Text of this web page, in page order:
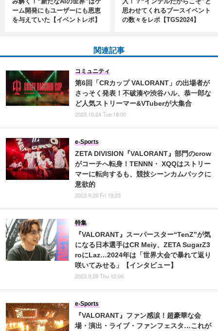
ーム開発にもユーザーにも恩恵
を与えていた【イベントレポ】
思わせてくれるブースイベント
の数々をレポ【TGS2024】
関連記事
第6回「CRカップ VALORANT」の出場者が
さっそく発表！不破湊や渋谷ハル、恭一郎な
ど人気ストリーマー&VTuberが大集合
コミュニティ
2023.10.24 Tue 18:00
ZETA DIVISION『VALORANT』部門のcrow
がコーチへ転身！TENNN・ XQQはストリー
マーに転向するも、競技シーンカムバックに
意欲的
e-Sports
2023.9.29 Fri 19:23
『VALORANT』スーパースター“TenZ”が気
になる日本選手はCR Meiy、ZETA SugarZ3
roにLaz…2024年は「世界大会で暴れて返り
咲いてみせる」【インタビュー】
特集
2023.9.28 Thu 12:00
『VALORANT』ファン感涙！超豪華な会
場・演出・ライブ・ファンフェスタ…これが
e-Sports